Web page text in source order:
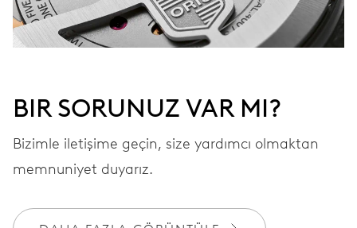
BIR SORUNUZ VAR MI?
Bizimle iletişime geçin, size yardımcı olmaktan
memnuniyet duyarız.